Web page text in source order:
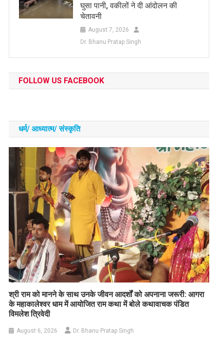
घुसा पानी, वकीलों ने दी आंदोलन की
चेतावनी
August 7, 2026
Dr. Bhanu Pratap Singh
FOLLOW US FACEBOOK
धर्म/ आध्‍यात्‍म/ संस्‍कृति
​श्री राम को मानने के साथ उनके जीवन आदर्शों को अपनाना जरूरी: आगरा
के महाकालेश्वर धाम में आयोजित राम कथा में बोले कथावाचक पंडित
विमलेश त्रिवेदी
August 6, 2026 Dr. Bhanu Pratap Singh